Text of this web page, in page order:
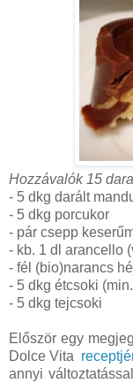
Hozzávalók 15
- 5 dkg darált
- 5 dkg porcukor
- pár csepp
- kb. 1 dl arancello
- fél (bio)narancs
- 5 dkg étcsoki
- 5 dkg tejcsoki
Először egy
Dolce Vita
annyi